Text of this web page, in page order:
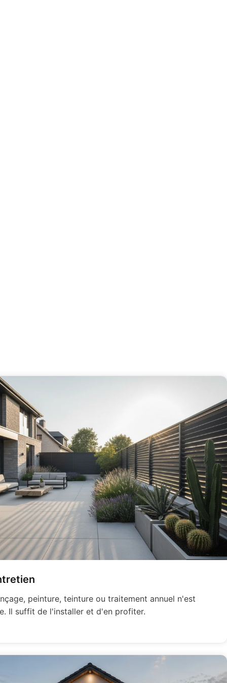
peinture, teinture ou traitement annuel n'est
Il suffit de l'installer et d'en profiter.